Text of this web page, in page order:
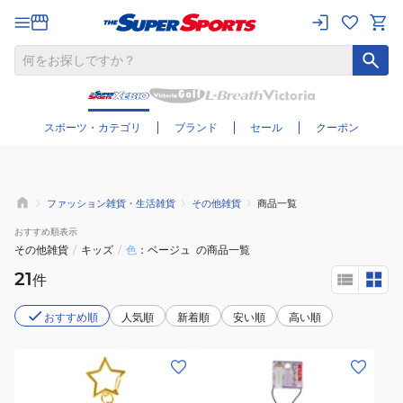
スポーツ・カテゴリ ブランド セール クーポン
さらに絞り込む
ファッション雑貨・生活雑貨 その他雑貨 商品一覧
おすすめ順表示
その他雑貨 / キッズ / 色 ベージュ の商品一覧
21件
おすすめ順 人気順 新着順 安い順 高い順